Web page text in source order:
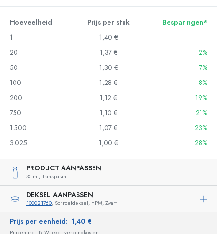
Hoeveelheid Prijs per stuk
Besparingen*
1
1,40 €
20
1,37 €
2%
50
1,30 €
7%
100
1,28 €
8%
200
1,12 €
19%
750
1,10 €
21%
1.500
1,07 €
23%
3.025
1,00 € 28%
PRODUCT AANPASSEN
30 ml, Transparant
DEKSEL AANPASSEN
100021760, Schroefdeksel, HPM, Zwart
Prijs per eenheid: 1,40 €
Prijzen incl. BTW, excl. verzendkosten